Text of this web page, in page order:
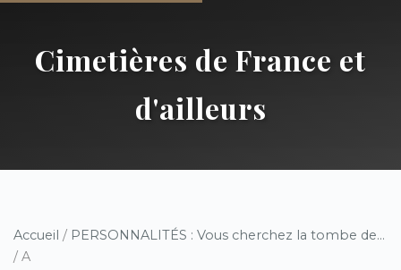
Cimetières de France et
d'ailleurs
Accueil / PERSONNALITÉS : Vous cherchez la tombe de...
/ A